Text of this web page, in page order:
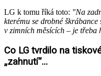
LG k tomu říká toto: "Na
kterému se drobné
v zimních měsících – je
Co LG tvrdilo na
„zahnutí“...